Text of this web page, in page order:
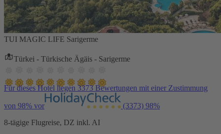
TUI MAGIC LIFE Sarigerme
Türkei - Türkische Ägäis - Sarigerme
Für dieses Hotel liegen 3373 Bewertungen mit einer Zustimmung
von 98% vor (3373) 98%
8-tägige Flugreise, DZ inkl. AI